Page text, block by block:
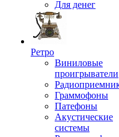
Для денег
Ретро
Виниловые
проигрыватели
Граммофоны
Патефоны
Акустические
системы